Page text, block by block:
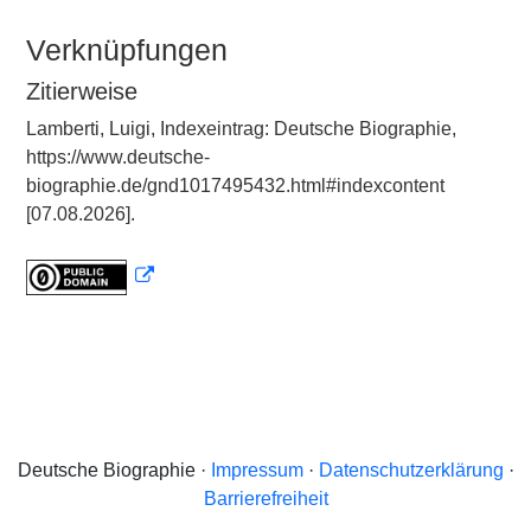
Verknüpfungen
Zitierweise
Lamberti, Luigi, Indexeintrag: Deutsche Biographie,
https://www.deutsche-
biographie.de/gnd1017495432.html#indexcontent
[07.08.2026].
Deutsche Biographie · Impressum· Datenschutzerklärung ·
Barrierefreiheit